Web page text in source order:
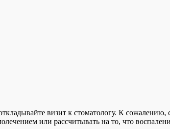
визит к стоматологу. К
или рассчитывать на то, что